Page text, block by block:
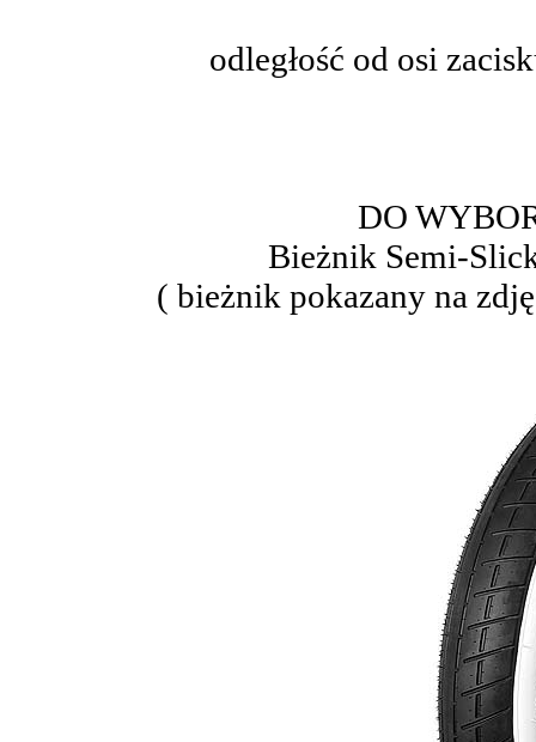
odległość od osi
DO
Bieżnik Semi-
( bieżnik pokazany na